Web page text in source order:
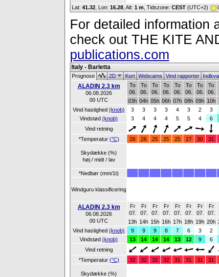
Lat: 41.32 , Lon: 16.28 Alt: 1 m , Tidszone: CEST (UTC+2)
For detailed information
check out THE KITE
publications.com
Italy - Barletta
Prognose 2D KortWebcamsVind rapporter
ALADIN 2.3 km
06.08.2026
00 UTC
To
06.
To
06.
To
06.
To
06.
To
06.
To
06.
To
06.
To
06.
03h 04h 05h 06h 07h 08h 09h 10h
Vind hastighed (knob) 3 3 3 3 4 3 2
3
Vindstød (knob) 3 4 4 4 5 5 4
6
Vind retning
*Temperatur (°C) 26 26 25 25 25 27 30 31
Skydække (%)
høj / midt / lav
*Nedbør (mm/1t)
Windguru klassificering
ALADIN 2.3 km
06.08.2026
00 UTC
Fr
07.
Fr
07.
Fr
07.
Fr
07.
Fr
07.
Fr
07.
Fr
07.
Fr
07.
13h 14h 15h 16h 17h 18h 19h 20h
Vind hastighed (knob) 9 9 9 8 7 6 3
2
Vindstød (knob) 13 14 14 14 13 12 9
6
Vind retning
*Temperatur (°C) 32 32 32 32 31 31 31 31
Skydække (%)